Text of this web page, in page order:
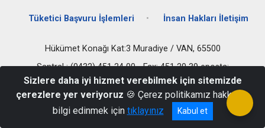
Tüketici Başvuru İşlemleri İnsan Hakları İletişim
Hükümet Konağı Kat:3 Muradiye / VAN, 65500
Santral : (0432) 451 24 00 - Fax: 451 20 39 eposta:
muradiyegovtr@gmail.com
Sizlere daha iyi hizmet verebilmek için sitemizde
çerezlere yer veriyoruz 🍪 Çerez politikamız hakkında
bilgi edinmek için tıklayınız Kabul et